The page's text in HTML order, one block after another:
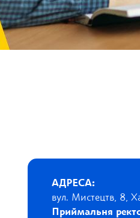
АДРЕСА:
вул. Мистецтв, 8,
Приймальня